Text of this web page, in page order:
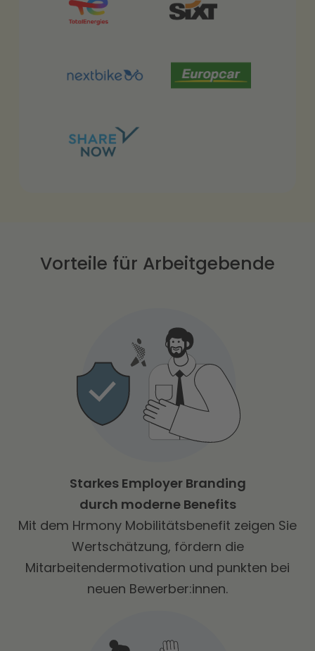
Vorteile für Arbeitgebende
Starkes Employer Branding
durch moderne Benefits
Mit dem Hrmony Mobilitätsbenefit zeigen Sie
Wertschätzung, fördern die
Mitarbeitendermotivation und punkten bei
neuen Bewerber:innen.